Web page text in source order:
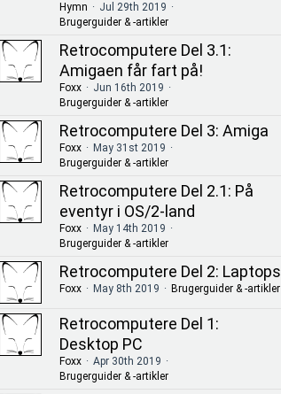
Hymn
Jul 29th 2019
Brugerguider & -artikler
Retrocomputere Del 3.1:
Amigaen får fart på!
Foxx
Jun 16th 2019
Brugerguider & -artikler
Retrocomputere Del 3: Amiga
Foxx
May 31st 2019
Brugerguider & -artikler
Retrocomputere Del 2.1: På
eventyr i OS/2-land
Foxx
May 14th 2019
Brugerguider & -artikler
Retrocomputere Del 2: Laptops
Foxx May 8th 2019 Brugerguider & -artikler
Retrocomputere Del 1:
Desktop PC
Foxx
Apr 30th 2019
Brugerguider & -artikler